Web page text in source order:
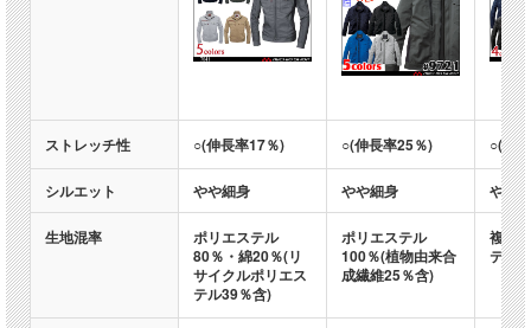
ストレッチ性 ○(伸長率17％) ○(伸長率25％) ○(伸
シルエット やや細身 やや細身 やや
生地混率
ポリエステル
80％・綿20％(リ
サイクルポリエス
テル39％含)
ポリエステル
100％(植物由来合
成繊維25％含)
複合
テル